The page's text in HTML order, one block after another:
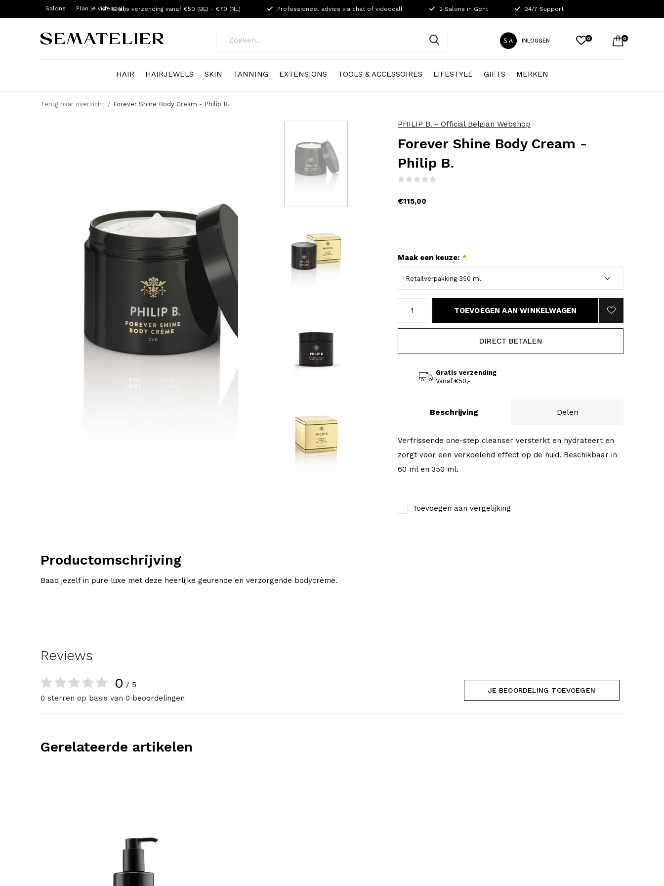
HAIR HAIRJEWELS SKIN TANNING EXTENSIONS TOOLS & ACCESSOIRES LIFESTYLE GIFTS MERKEN
INLOGGEN 0 0
Gratis verzending vanaf €50 (BE) - €70 (NL) Professioneel advies via chat of videocall 2 Salons in Gent 24/7 Support
Salons Plan je videocall
Terug naar overzicht Forever Shine Body Cream - Philip B.
PHILIP B. - Official Belgian Webshop
Forever Shine Body Cream -
Philip B.
€115,00
Maak een keuze: *
TOEVOEGEN AAN WINKELWAGEN
DIRECT BETALEN
Gratis verzending
Vanaf €50,-
Beschrijving Delen
Verfrissende one-step cleanser versterkt en hydrateert en
zorgt voor een verkoelend effect op de huid. Beschikbaar in
60 ml en 350 ml.
Toevoegen aan vergelijking
Productomschrijving
Baad jezelf in pure luxe met deze heerlijke geurende en verzorgende bodycrème.
Reviews
0 / 5
0 sterren op basis van 0 beoordelingen
JE BEOORDELING TOEVOEGEN
Gerelateerde artikelen